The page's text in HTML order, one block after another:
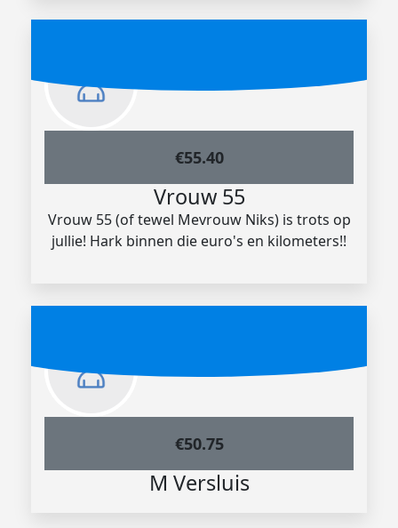
€55.40
Vrouw 55
Vrouw 55 (of tewel Mevrouw Niks) is trots op
jullie! Hark binnen die euro's en kilometers!!
€50.75
M Versluis